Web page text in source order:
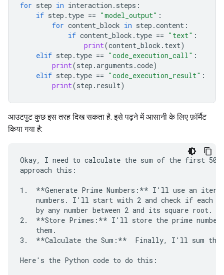
for step in interaction . steps :
if step . type == "model_output" :
for content_block in step .content :
if content_block . type == "text" :
print(content_block . text)
elif step . type == "code_execution_call" :
print(step .arguments .code)
elif step . type == "code_execution_result" :
print(step . result)
आउटपुट कुछ इस तरह दिख सकता है. इसे पढ़ने में आसानी के लिए फ़ॉर्मैट
किया गया है:
Okay, I need to calculate the sum of the first 50
approach this:
1.  **Generate Prime Numbers:** I'll use an
numbers. I'll start with 2 and check if each
by any number between 2 and its square root.
2.  **Store Primes:** I'll store the prime
    them.
3.  **Calculate the Sum:**  Finally, I'll sum the
Here's the Python code to do this: